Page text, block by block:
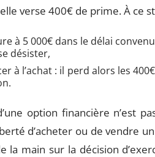
verse 400€ de prime. À ce
à 5 000€ dans le délai
désister,
à l’achat : il perd alors les
option financière n’est
d’acheter ou de vendre
la main sur la décision